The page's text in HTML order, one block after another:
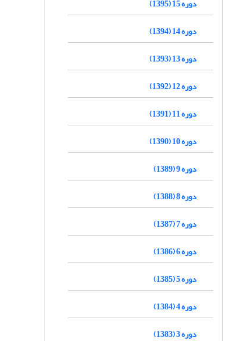
دوره 15 (1395)
دوره 14 (1394)
دوره 13 (1393)
دوره 12 (1392)
دوره 11 (1391)
دوره 10 (1390)
دوره 9 (1389)
دوره 8 (1388)
دوره 7 (1387)
دوره 6 (1386)
دوره 5 (1385)
دوره 4 (1384)
دوره 3 (1383)